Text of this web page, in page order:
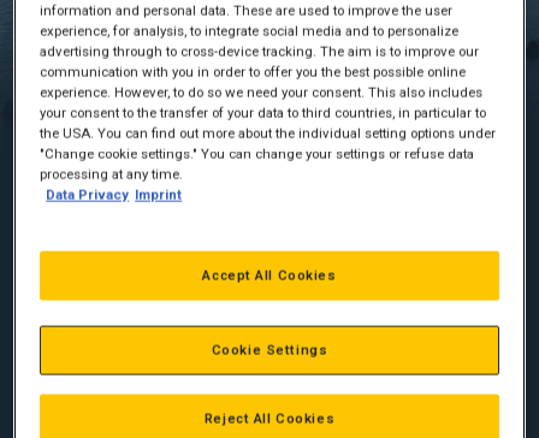
24/7 indblik i din motor
Brugervenligt interface
Optimer ydelsen på din Cat-motor
Cat® Connect teknologi og tjenester giver dig indsigt, hjælper
digitale overvågningstjenester og værktøjer, der giver dig
information and personal data. These are used to improve the user
experience, for analysis, to integrate social media and to personalize
advertising through to cross-device tracking. The aim is to improve our
communication with you in order to offer you the best possible online
experience. However, to do so we need your consent. This also includes
your consent to the transfer of your data to third countries, in particular to
the USA. You can find out more about the individual setting options under
"Change cookie settings." You can change your settings or refuse data
processing at any time.
Data Privacy Imprint
Reject All Cookies
Accept All Cookies
Cookie Settings